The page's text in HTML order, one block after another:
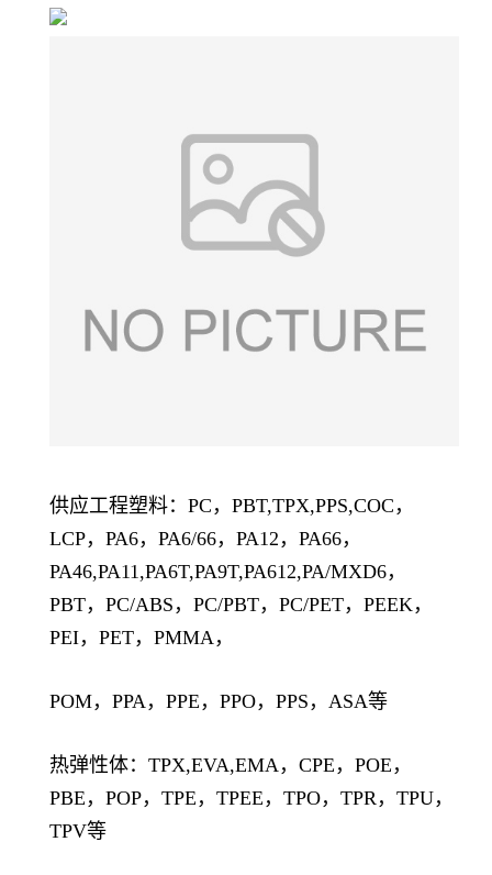
供应工程塑料：PC，PBT,TPX,PPS,COC，
LCP，PA6，PA6/66，PA12，PA66，
PA46,PA11,PA6T,PA9T,PA612,PA/MXD6，
PBT，PC/ABS，PC/PBT，PC/PET，PEEK，
PEI，PET，PMMA，
POM，PPA，PPE，PPO，PPS，ASA等
热弹性体：TPX,EVA,EMA，CPE，POE，
PBE，POP，TPE，TPEE，TPO，TPR，TPU，
TPV等